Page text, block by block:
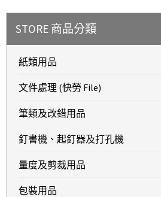
STORE 商品分類
紙類用品
文件處理 (快勞 File)
筆類及改錯用品
釘書機、起釘器及打孔機
量度及剪裁用品
包裝用品